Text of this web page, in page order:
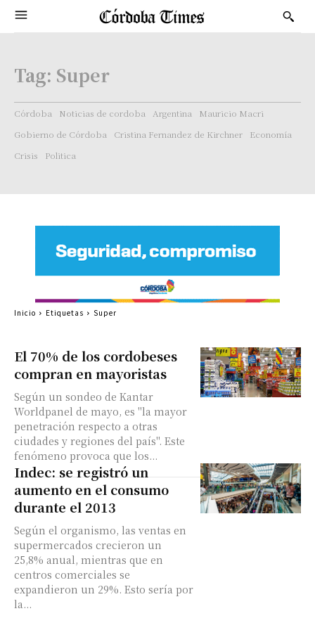
Tag: Super
Córdoba Noticias de cordoba Argentina
Mauricio Macri
Gobierno de Córdoba
Cristina Fernandez de Kirchner
Economía
Crisis
Politica
El 70% de los cordobeses
compran en mayoristas
Según un sondeo de Kantar
Worldpanel de mayo, es "la mayor
penetración respecto a otras
ciudades y regiones del país". Este
fenómeno provoca que los...
Indec: se registró un
aumento en el consumo
durante el 2013
Según el organismo, las ventas en
supermercados crecieron un
25,8% anual, mientras que en
centros comerciales se
expandieron un 29%. Esto sería por
la...
Inicio Etiquetas Super